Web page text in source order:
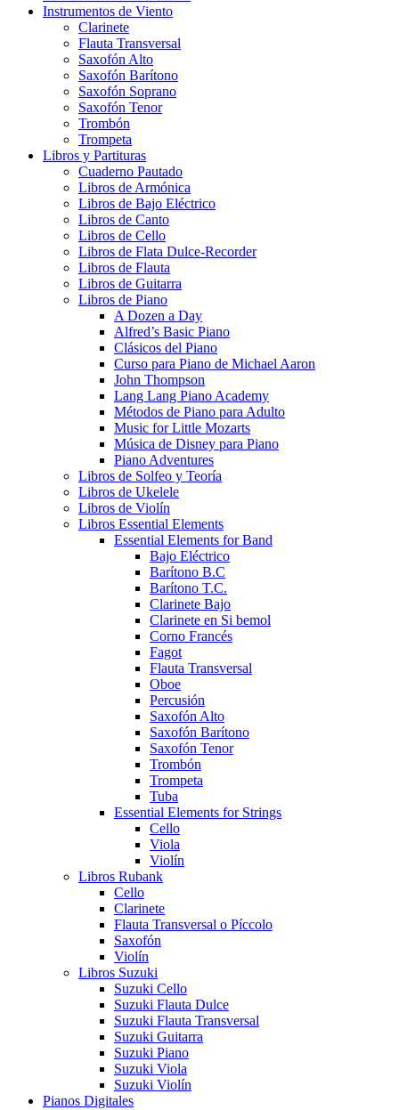
Instrumentos de Viento
Clarinete
Flauta Transversal
Saxofón Alto
Saxofón Barítono
Saxofón Soprano
Saxofón Tenor
Trombón
Trompeta
Libros y Partituras
Cuaderno Pautado
Libros de Armónica
Libros de Bajo Eléctrico
Libros de Canto
Libros de Cello
Libros de Flata Dulce-Recorder
Libros de Flauta
Libros de Guitarra
Libros de Piano
A Dozen a Day
Alfred’s Basic Piano
Clásicos del Piano
Curso para Piano de Michael Aaron
John Thompson
Lang Lang Piano Academy
Métodos de Piano para Adulto
Music for Little Mozarts
Música de Disney para Piano
Piano Adventures
Libros de Solfeo y Teoría
Libros de Ukelele
Libros de Violín
Libros Essential Elements
Essential Elements for Band
Bajo Eléctrico
Barítono B.C
Barítono T.C.
Clarinete Bajo
Clarinete en Si bemol
Corno Francés
Fagot
Flauta Transversal
Oboe
Percusión
Saxofón Alto
Saxofón Barítono
Saxofón Tenor
Trombón
Trompeta
Tuba
Essential Elements for Strings
Cello
Viola
Violín
Libros Rubank
Cello
Clarinete
Flauta Transversal o Píccolo
Saxofón
Violín
Libros Suzuki
Suzuki Cello
Suzuki Flauta Dulce
Suzuki Flauta Transversal
Suzuki Guitarra
Suzuki Piano
Suzuki Viola
Suzuki Violín
Pianos Digitales